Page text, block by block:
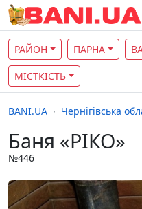
РАЙОН ПАРНА
МІСТКІСТЬ
BANI.UA Чернігівська
Баня «РIКО»
№446